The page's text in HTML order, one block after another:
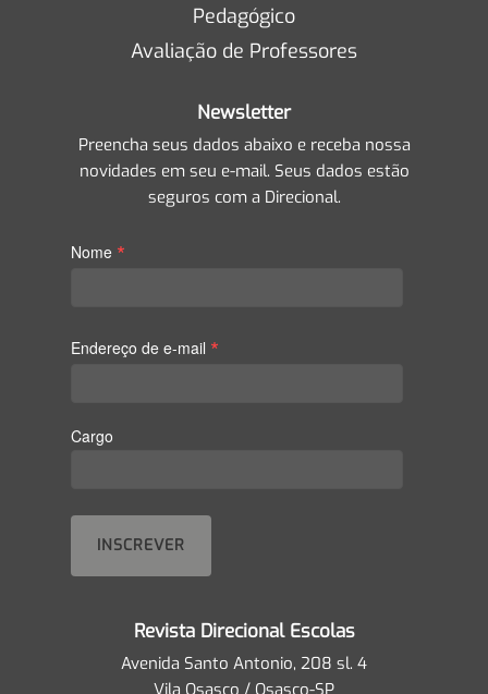
Pedagógico
Avaliação de Professores
Newsletter
Preencha seus dados abaixo e receba nossa
novidades em seu e-mail. Seus dados estão
seguros com a Direcional.
Nome *
Endereço de e-mail *
Cargo
Revista Direcional Escolas
Avenida Santo Antonio, 208 sl. 4